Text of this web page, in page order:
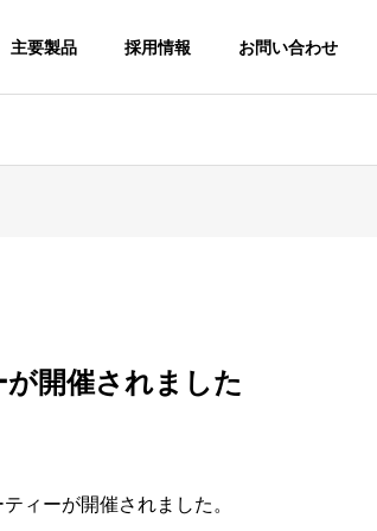
主要製品 採用情報 お問い合わせ
開催されました
ィーが開催されました。